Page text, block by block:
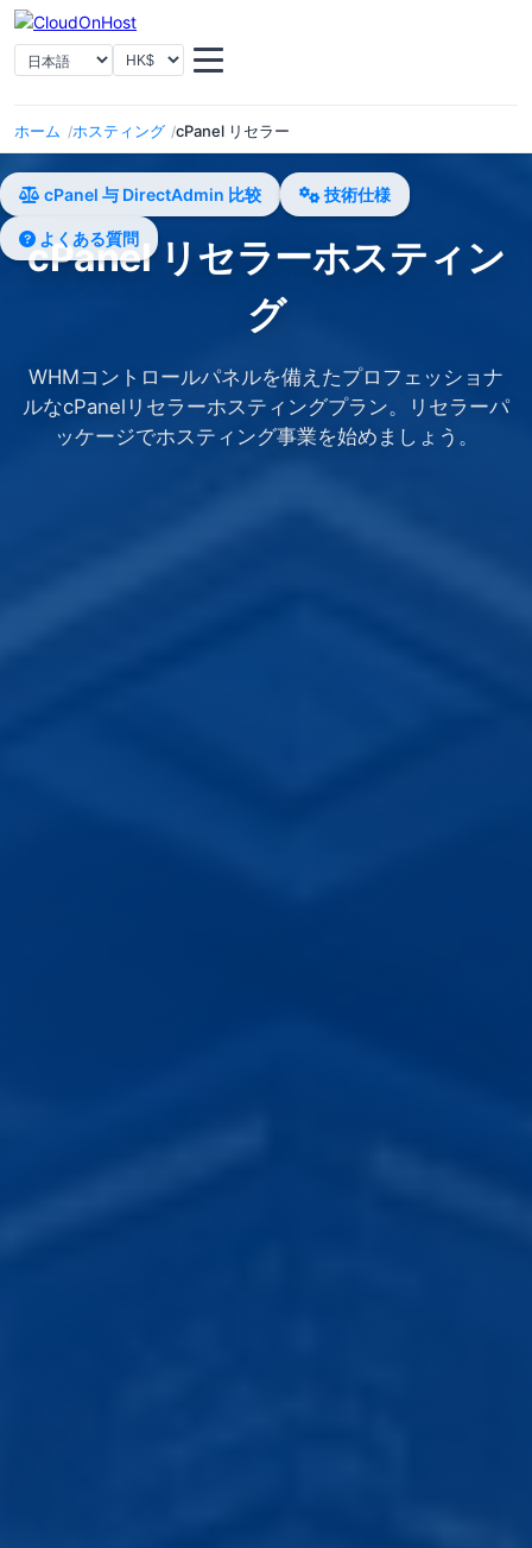
选择语言 通貨を選択
ホーム ホスティング cPanel リセラー
cPanel 与 DirectAdmin 比较 技術仕様
よくある質問
cPanel リセラーホスティン
グ
WHMコントロールパネルを備えたプロフェッショナ
ルなcPanelリセラーホスティングプラン。リセラーパ
ッケージでホスティング事業を始めましょう。